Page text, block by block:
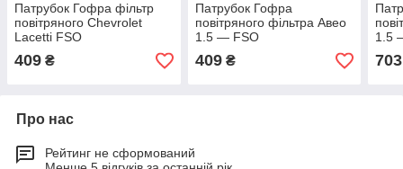
Патрубок Гофра фільтр
повітряного Chevrolet
Lacetti FSO
409 ₴
Патрубок Гофра
повітряного фільтра Авео
1.5 — FSO
409₴
1.5
703
Про нас
Рейтинг не сформований